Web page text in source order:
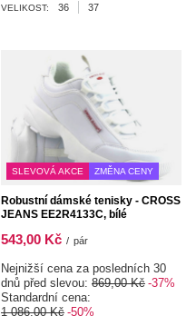
VELIKOST: 36 37
SLEVOVÁ AKCE ZMĚNA CENY
Robustní dámské tenisky - CROSS
JEANS EE2R4133C, bílé
543,00 Kč / pár
Nejnižší cena za posledních 30
dnů před slevou: 869,00 Kč -37%
Standardní cena:
1 086,00 Kč -50%